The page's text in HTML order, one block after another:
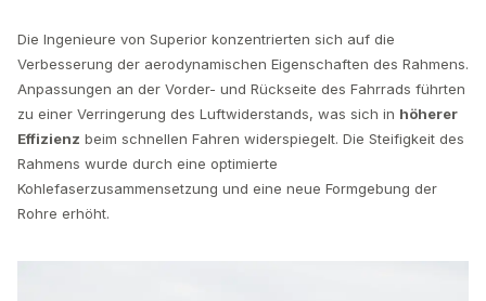
Die Ingenieure von Superior konzentrierten sich auf die
Verbesserung der aerodynamischen Eigenschaften des Rahmens.
Anpassungen an der Vorder- und Rückseite des Fahrrads führten
zu einer Verringerung des Luftwiderstands, was sich in höherer
Effizienz beim schnellen Fahren widerspiegelt. Die Steifigkeit des
Rahmens wurde durch eine optimierte
Kohlefaserzusammensetzung und eine neue Formgebung der
Rohre erhöht.